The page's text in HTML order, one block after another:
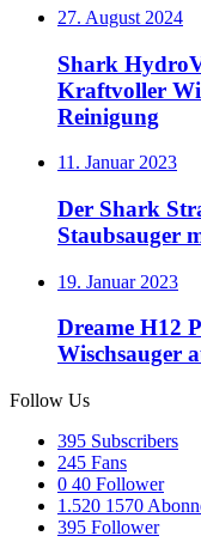
27. August 2024
Shark
Kraftvoller
Reinigung
11. Januar 2023
Der Shark
Staubsauger
19. Januar 2023
Dreame H12
Wischsauger
Follow Us
395 Subscribers
245 Fans
0 40 Follower
1.520 1570
395 Follower